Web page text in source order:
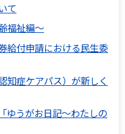
て
福祉編～
給付申請における民生委
知症ケアパス）が新しく
ゆうがお日記～わたしの